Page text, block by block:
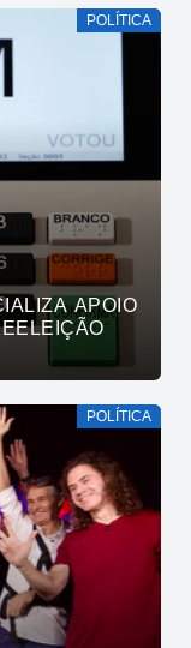
POLÍTICA
APOIO
POLÍTICA